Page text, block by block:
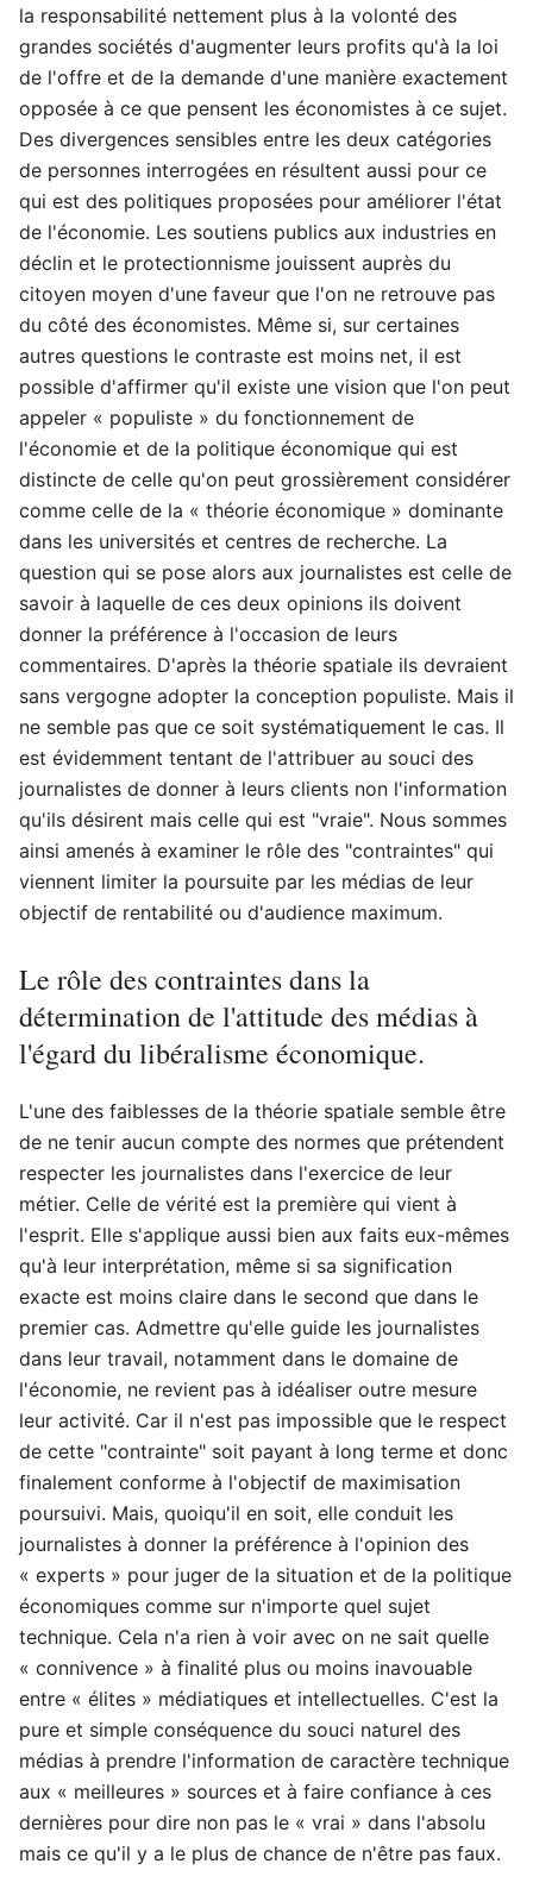
la responsabilité nettement plus à la volonté des
grandes sociétés d'augmenter leurs profits qu'à la loi
de l'offre et de la demande d'une manière exactement
opposée à ce que pensent les économistes à ce sujet.
Des divergences sensibles entre les deux catégories
de personnes interrogées en résultent aussi pour ce
qui est des politiques proposées pour améliorer l'état
de l'économie. Les soutiens publics aux industries en
déclin et le protectionnisme jouissent auprès du
citoyen moyen d'une faveur que l'on ne retrouve pas
du côté des économistes. Même si, sur certaines
autres questions le contraste est moins net, il est
possible d'affirmer qu'il existe une vision que l'on peut
appeler « populiste » du fonctionnement de
l'économie et de la politique économique qui est
distincte de celle qu'on peut grossièrement considérer
comme celle de la « théorie économique » dominante
dans les universités et centres de recherche. La
question qui se pose alors aux journalistes est celle de
savoir à laquelle de ces deux opinions ils doivent
donner la préférence à l'occasion de leurs
commentaires. D'après la théorie spatiale ils devraient
sans vergogne adopter la conception populiste. Mais il
ne semble pas que ce soit systématiquement le cas. Il
est évidemment tentant de l'attribuer au souci des
journalistes de donner à leurs clients non l'information
qu'ils désirent mais celle qui est "vraie". Nous sommes
ainsi amenés à examiner le rôle des "contraintes" qui
viennent limiter la poursuite par les médias de leur
objectif de rentabilité ou d'audience maximum.
Le rôle des contraintes dans la
détermination de l'attitude des médias à
l'égard du libéralisme économique.
L'une des faiblesses de la théorie spatiale semble être
de ne tenir aucun compte des normes que prétendent
respecter les journalistes dans l'exercice de leur
métier. Celle de vérité est la première qui vient à
l'esprit. Elle s'applique aussi bien aux faits eux-mêmes
qu'à leur interprétation, même si sa signification
exacte est moins claire dans le second que dans le
premier cas. Admettre qu'elle guide les journalistes
dans leur travail, notamment dans le domaine de
l'économie, ne revient pas à idéaliser outre mesure
leur activité. Car il n'est pas impossible que le respect
de cette "contrainte" soit payant à long terme et donc
finalement conforme à l'objectif de maximisation
poursuivi. Mais, quoiqu'il en soit, elle conduit les
journalistes à donner la préférence à l'opinion des
« experts » pour juger de la situation et de la politique
économiques comme sur n'importe quel sujet
technique. Cela n'a rien à voir avec on ne sait quelle
« connivence » à finalité plus ou moins inavouable
entre « élites » médiatiques et intellectuelles. C'est la
pure et simple conséquence du souci naturel des
médias à prendre l'information de caractère technique
aux « meilleures » sources et à faire confiance à ces
dernières pour dire non pas le « vrai » dans l'absolu
mais ce qu'il y a le plus de chance de n'être pas faux.